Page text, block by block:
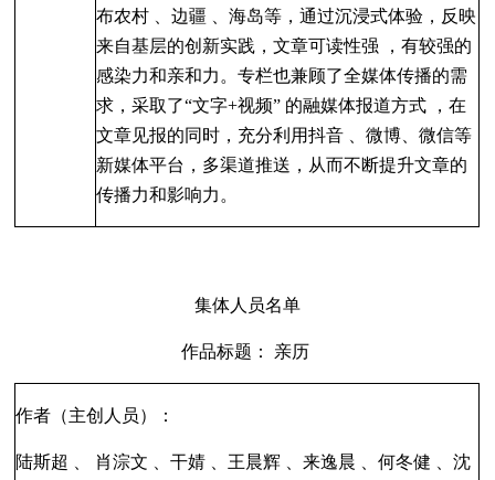
布农村
、边疆 、海岛等 ，通过沉浸式体验 ，反映
来自基层的创新实践 ，文章可读性强
，有较强的
感染力和亲和力 。专栏也兼顾了全媒体传播的需
求 ，采取了“文字+视频” 的融媒体报道方式
，在
文章见报的同时 ，充分利用抖音 、微博 、微信等
新媒体平台 ， 多渠道推送 ，从而不断提升文章的
传播力和影响力。
集体人员名单
作品标题： 亲历
作者（主创人员）：
陆斯超 肖淙文 、干婧 、王晨辉 、来逸晨 、何冬健
、沈